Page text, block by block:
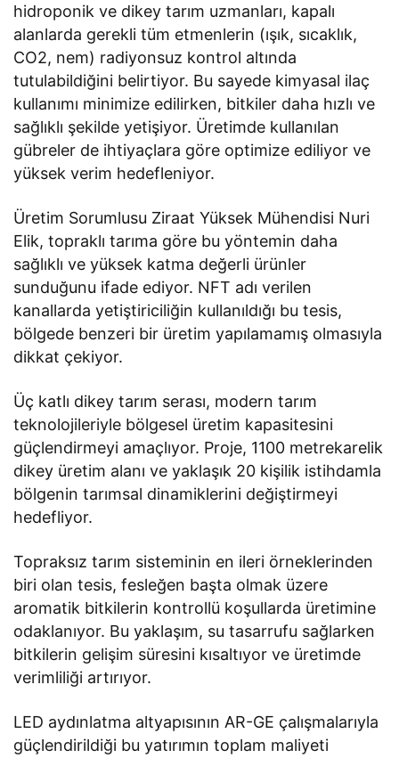
hidroponik ve dikey tarım uzmanları, kapalı
alanlarda gerekli tüm etmenlerin (ışık, sıcaklık,
CO2, nem) radiyonsuz kontrol altında
tutulabildiğini belirtiyor. Bu sayede kimyasal ilaç
kullanımı minimize edilirken, bitkiler daha hızlı ve
sağlıklı şekilde yetişiyor. Üretimde kullanılan
gübreler de ihtiyaçlara göre optimize ediliyor ve
yüksek verim hedefleniyor.
Üretim Sorumlusu Ziraat Yüksek Mühendisi Nuri
Elik, topraklı tarıma göre bu yöntemin daha
sağlıklı ve yüksek katma değerli ürünler
sunduğunu ifade ediyor. NFT adı verilen
kanallarda yetiştiriciliğin kullanıldığı bu tesis,
bölgede benzeri bir üretim yapılamamış olmasıyla
dikkat çekiyor.
Üç katlı dikey tarım serası, modern tarım
teknolojileriyle bölgesel üretim kapasitesini
güçlendirmeyi amaçlıyor. Proje, 1100 metrekarelik
dikey üretim alanı ve yaklaşık 20 kişilik istihdamla
bölgenin tarımsal dinamiklerini değiştirmeyi
hedefliyor.
Topraksız tarım sisteminin en ileri örneklerinden
biri olan tesis, fesleğen başta olmak üzere
aromatik bitkilerin kontrollü koşullarda üretimine
odaklanıyor. Bu yaklaşım, su tasarrufu sağlarken
bitkilerin gelişim süresini kısaltıyor ve üretimde
verimliliği artırıyor.
LED aydınlatma altyapısının AR-GE çalışmalarıyla
güçlendirildiği bu yatırımın toplam maliyeti